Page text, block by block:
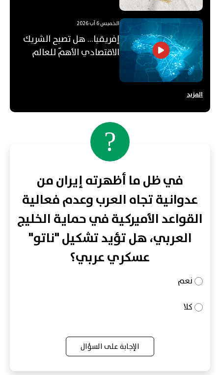
الخميس 6 آب 2026
إفريقيا... هل تصبح الشريك
الاقتصادي الأهمّ للعالم
المزيد
?
في ظل ما أظهرته إيران من
عدوانية تجاه العرب وعدم فعالية
القواعد الأميركية في حماية الخليج
العربي، هل تؤيد تشكيل "ناتو"
عسكري عربي؟
نعم
كلا
الإجابة على السؤال